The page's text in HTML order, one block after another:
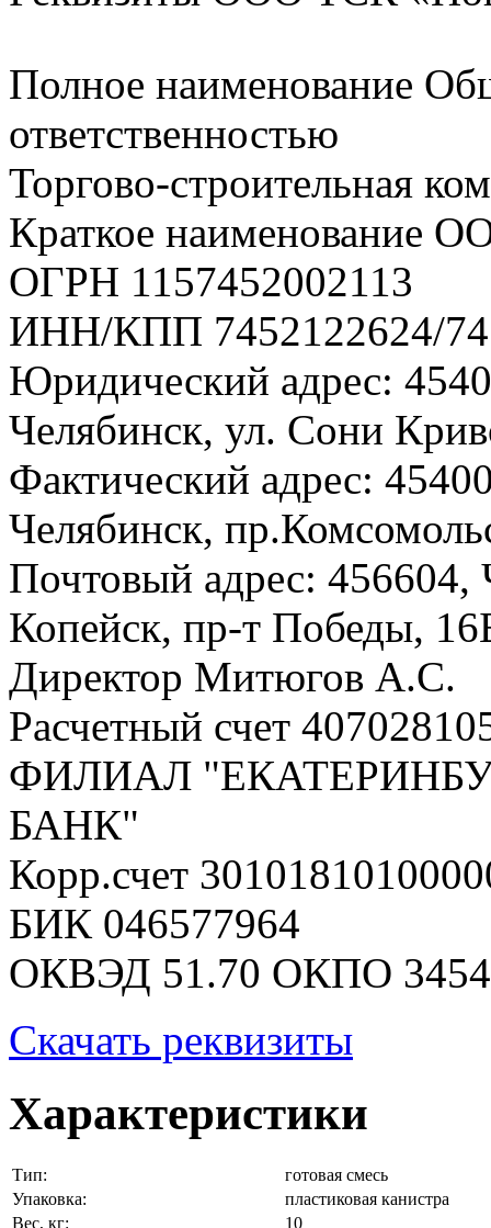
Полное наименование
ответственностью
Торгово-строительная
Краткое наименование
ОГРН 1157452002113
ИНН/КПП 7452122624/
Юридический адрес:
Челябинск, ул. Сони
Фактический адрес:
Челябинск,
Почтовый адрес: 456604,
Копейск, пр-т Победы,
Директор Митюгов А.С.
Расчетный счет
ФИЛИАЛ
БАНК"
Корр.счет
БИК 046577964
ОКВЭД 51.70 ОКПО
Скачать реквизиты
Характеристики
Тип:
готовая смесь
Упаковка:
пластиковая канистра
Вес, кг:
10